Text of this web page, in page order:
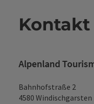
Kontakt
Alpenland
Bahnhofstraße 2
4580 Windischgarsten